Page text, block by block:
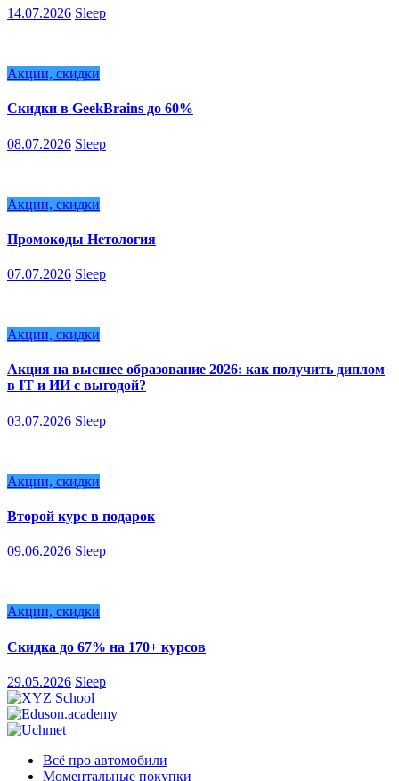
14.07.2026 Sleep
Акции, скидки
Скидки в GeekBrains до 60%
08.07.2026 Sleep
Акции, скидки
Промокоды Нетология
07.07.2026 Sleep
Акции, скидки
Акция на высшее образование 2026: как получить диплом
в IT и ИИ с выгодой?
03.07.2026 Sleep
Акции, скидки
Второй курс в подарок
09.06.2026 Sleep
Акции, скидки
Скидка до 67% на 170+ курсов
29.05.2026 Sleep
Всё про автомобили
Моментальные покупки